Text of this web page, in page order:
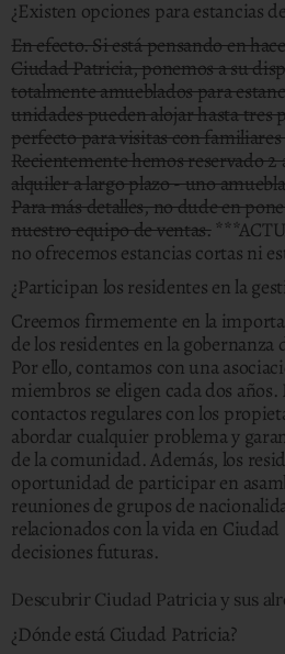
¿Existen opciones para estancias
En efecto. Si está pensando en
Ciudad Patricia, ponemos a su
totalmente amueblados para
unidades pueden alojar hasta tres
perfecto para visitas con
Recientemente hemos reservado
alquiler a largo plazo - uno
Para más detalles, no dude en
nuestro equipo de ventas.
no ofrecemos estancias cortas ni
¿Participan los residentes en la
Creemos firmemente en la
de los residentes en la
Por ello, contamos con una
miembros se eligen cada dos
contactos regulares con los
abordar cualquier problema y
de la comunidad. Además, los
oportunidad de participar en
reuniones de grupos de
relacionados con la vida en
decisiones futuras.
Descubrir Ciudad Patricia y sus
¿Dónde está Ciudad Patricia?